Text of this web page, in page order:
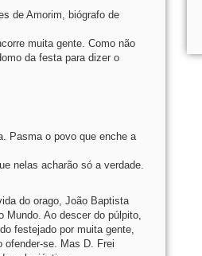
de Amorim, biógrafo de
muita gente. Como não
da festa para dizer o
Pasma o povo que enche a
nelas acharão só a verdade.
do orago, João Baptista
Mundo. Ao descer do púlpito,
festejado por muita gente,
se. Mas D. Frei